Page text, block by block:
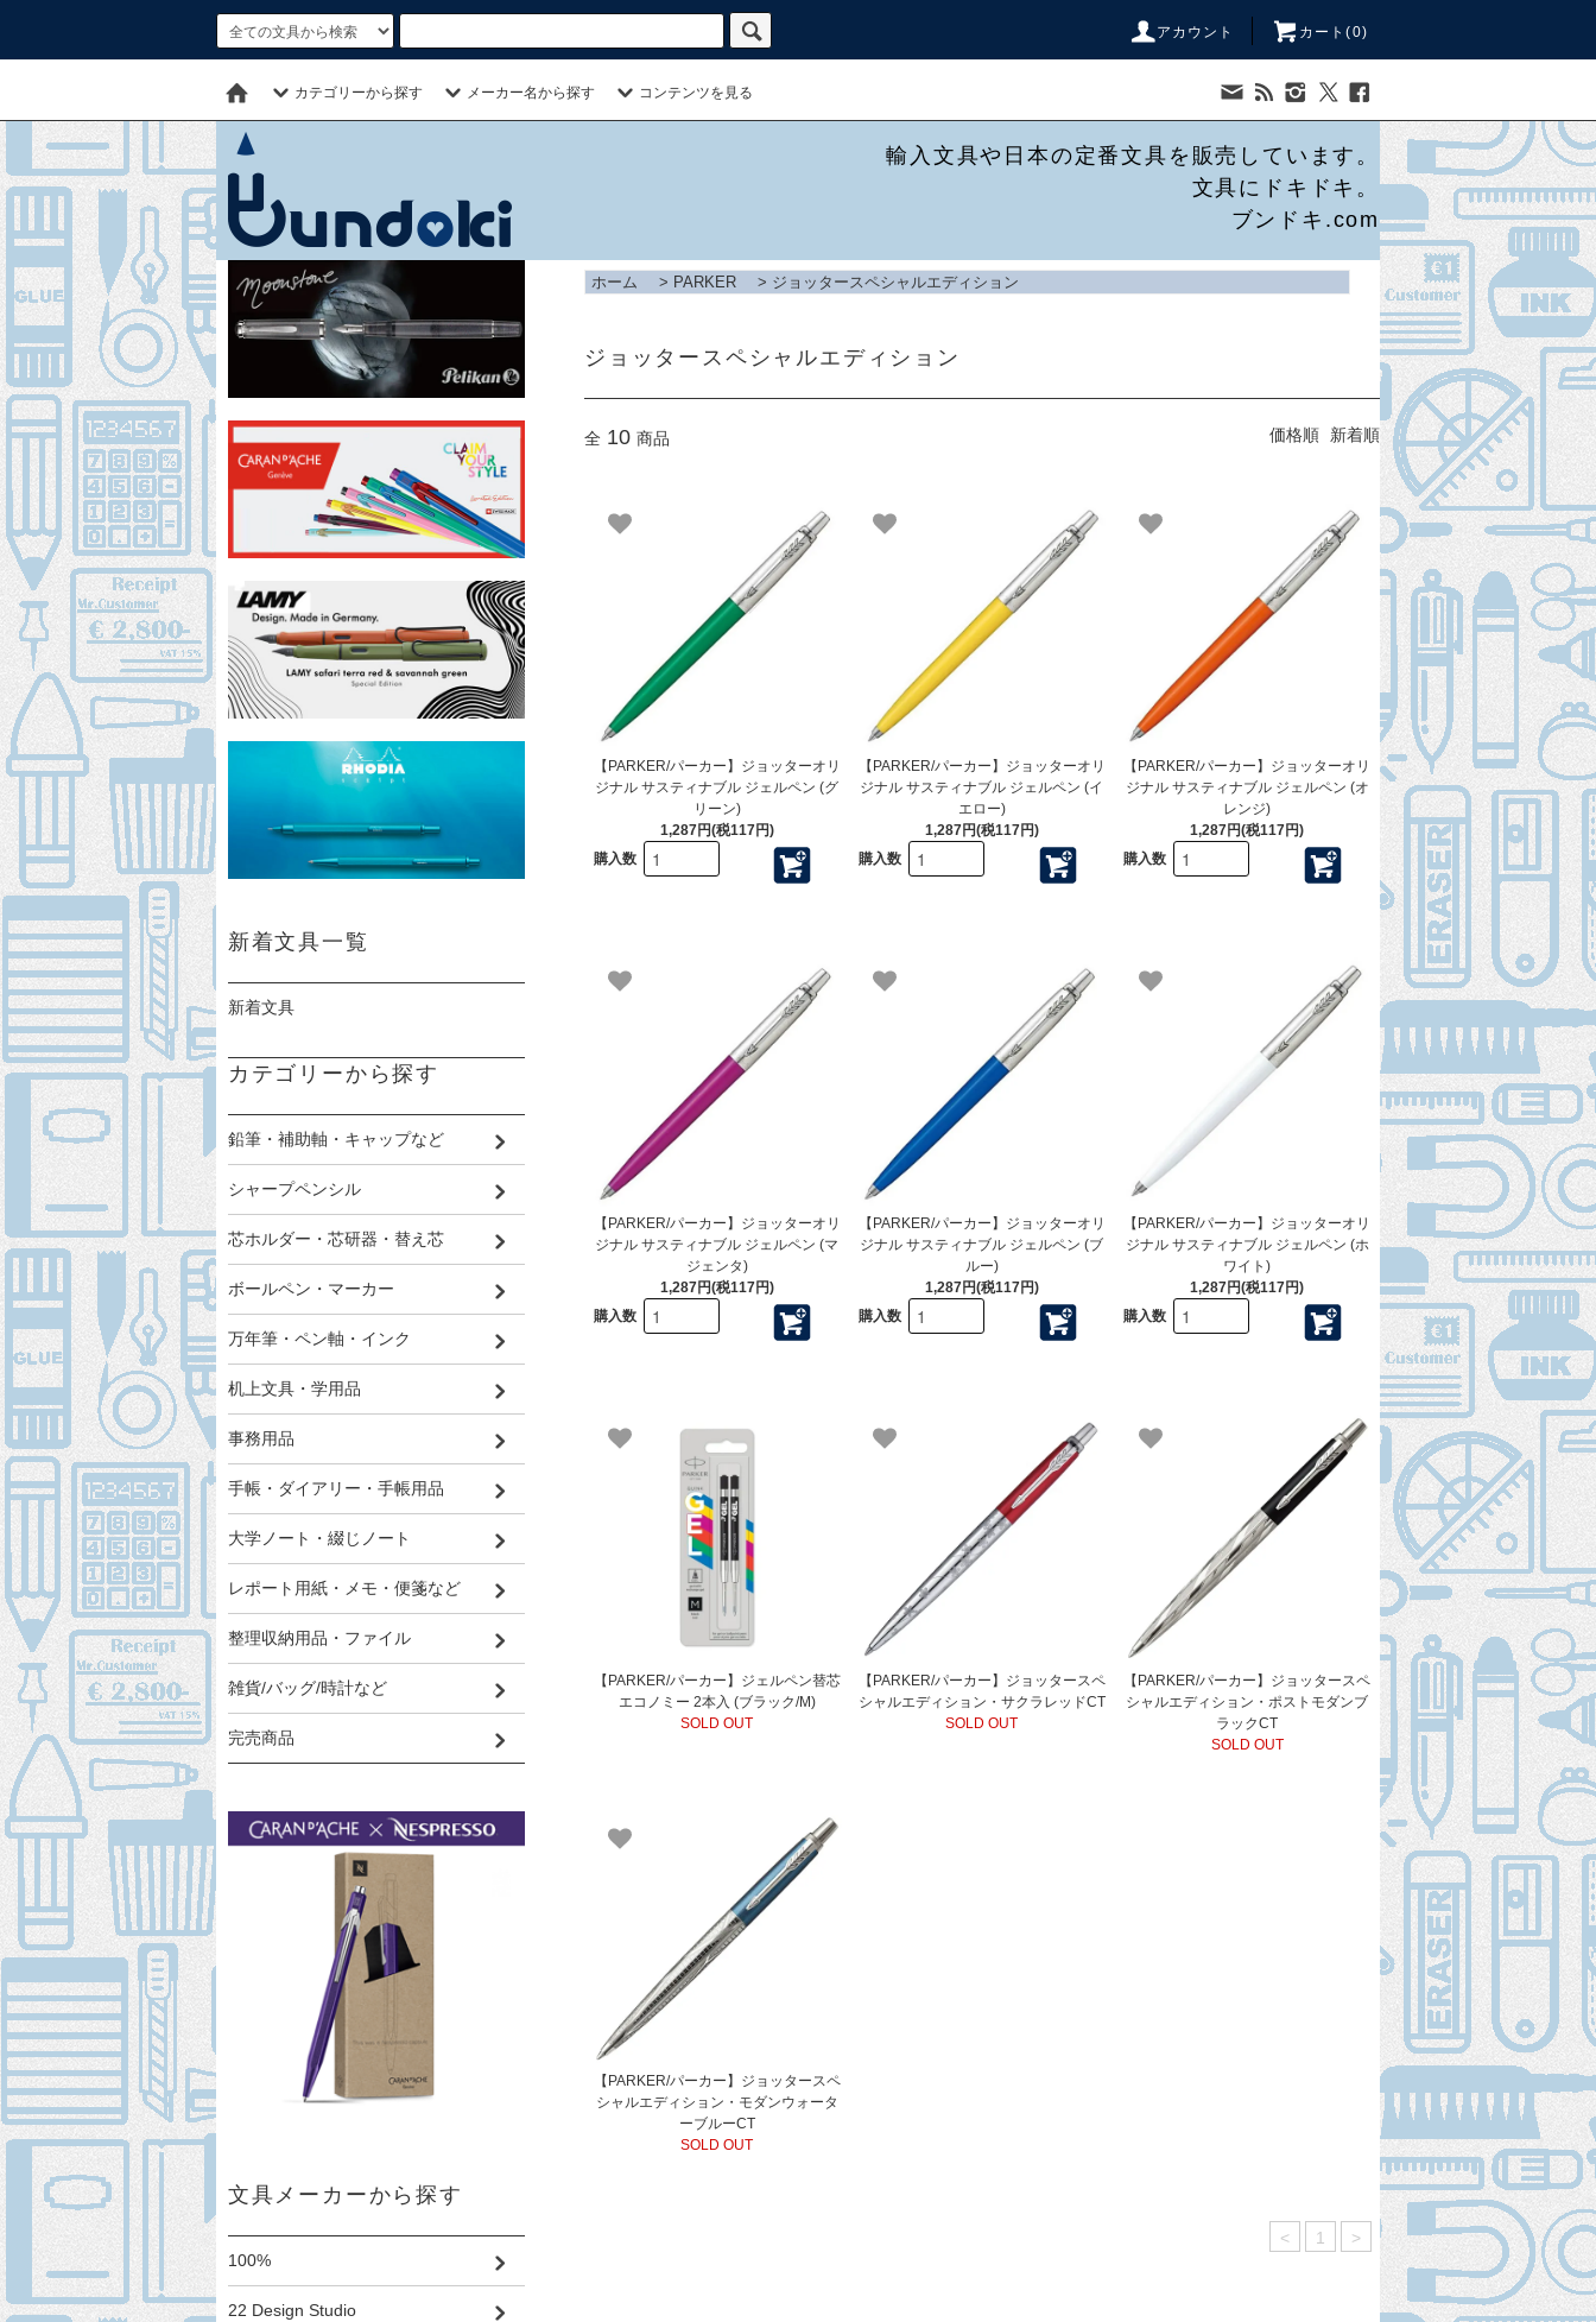
アカウント カート(0)
カテゴリーから探す メーカー名から探す コンテンツを見る
輸入文具や日本の定番文具を販売しています。
文具にドキドキ。
ブンドキ.com
ホーム > PARKER > ジョッタースペシャルエディション
ジョッタースペシャルエディション
全 10 商品 価格順 新着順
【PARKER/パーカー】ジョッターオリ
ジナル サスティナブル ジェルペン (グ
リーン)
1,287円(税117円)
購入数
【PARKER/パーカー】ジョッターオリ
ジナル サスティナブル ジェルペン (イ
エロー)
1,287円(税117円)
購入数
【PARKER/パーカー】ジョッターオリ
ジナル サスティナブル ジェルペン (オ
レンジ)
1,287円(税117円)
購入数
【PARKER/パーカー】ジョッターオリ
ジナル サスティナブル ジェルペン (マ
ジェンタ)
1,287円(税117円)
購入数
【PARKER/パーカー】ジョッターオリ
ジナル サスティナブル ジェルペン (ブ
ルー)
1,287円(税117円)
購入数
【PARKER/パーカー】ジョッターオリ
ジナル サスティナブル ジェルペン (ホ
ワイト)
1,287円(税117円)
購入数
【PARKER/パーカー】ジェルペン替芯
エコノミー 2本入 (ブラック/M)
SOLD OUT
【PARKER/パーカー】ジョッタースペ
シャルエディション・サクラレッドCT
SOLD OUT
【PARKER/パーカー】ジョッタースペ
シャルエディション・ポストモダンブ
ラックCT
SOLD OUT
【PARKER/パーカー】ジョッタースペ
シャルエディション・モダンウォータ
ーブルーCT
SOLD OUT
< 1 >
新着文具一覧
新着文具
カテゴリーから探す
鉛筆・補助軸・キャップなど
シャープペンシル
芯ホルダー・芯研器・替え芯
ボールペン・マーカー
万年筆・ペン軸・インク
机上文具・学用品
事務用品
手帳・ダイアリー・手帳用品
大学ノート・綴じノート
レポート用紙・メモ・便箋など
整理収納用品・ファイル
雑貨/バッグ/時計など
完売商品
文具メーカーから探す
100%
22 Design Studio